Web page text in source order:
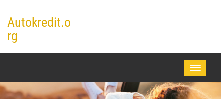
Autokredit.o
rg
Toggle